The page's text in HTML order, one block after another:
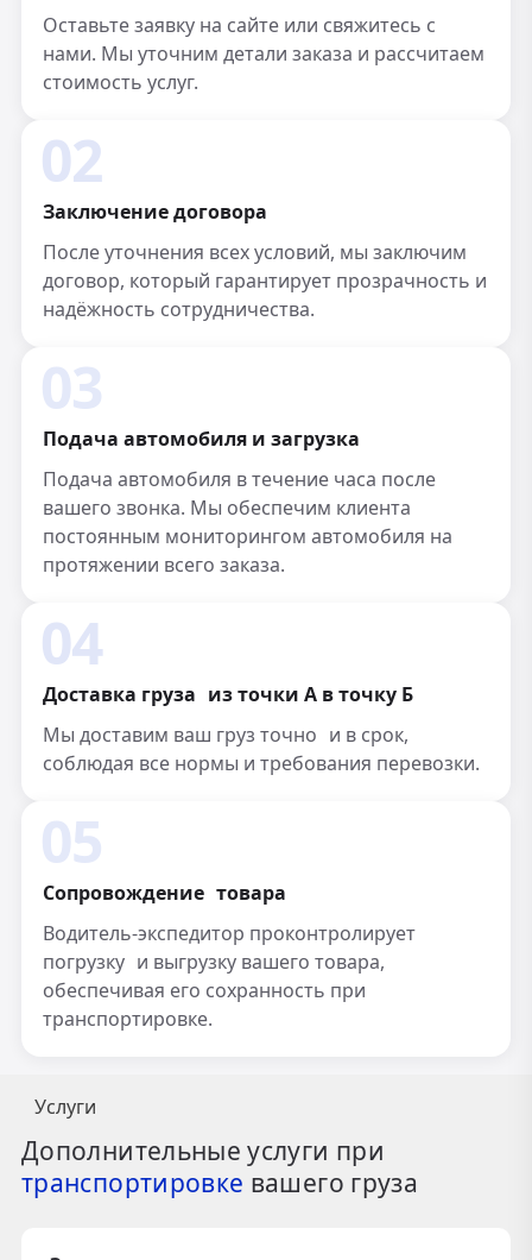
Оставьте заявку на сайте или свяжитесь с
нами. Мы уточним детали заказа и рассчитаем
стоимость услуг.
02
Заключение договора
После уточнения всех условий, мы заключим
договор, который гарантирует прозрачность и
надёжность сотрудничества.
03
Подача автомобиля и загрузка
Подача автомобиля в течение часа после
вашего звонка. Мы обеспечим клиента
постоянным мониторингом автомобиля на
протяжении всего заказа.
04
Доставка груза из точки А в точку Б
Мы доставим ваш груз точно и в срок,
соблюдая все нормы и требования перевозки.
05
Сопровождение товара
Водитель-экспедитор проконтролирует
погрузку и выгрузку вашего товара,
обеспечивая его сохранность при
транспортировке.
Услуги
Дополнительные услуги при
транспортировке вашего груза